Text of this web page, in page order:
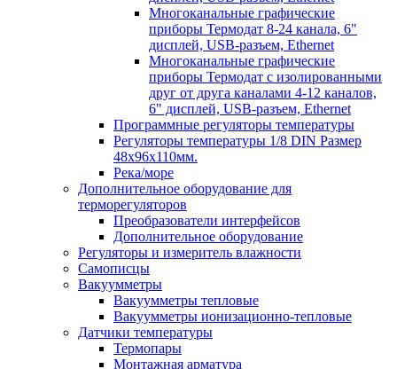
Многоканальные графические
приборы Термодат 8-24 канала, 6"
дисплей, USB-разъем, Ethernet
Многоканальные графические
приборы Термодат с изолированными
друг от друга каналами 4-12 каналов,
6" дисплей, USB-разъем, Ethernet
Программные регуляторы температуры
Регуляторы температуры 1/8 DIN Размер
48х96х110мм.
Река/море
Дополнительное оборудование для
терморегуляторов
Преобразователи интерфейсов
Дополнительное оборудование
Регуляторы и измеритель влажности
Самописцы
Вакуумметры
Вакуумметры тепловые
Вакуумметры ионизационно-тепловые
Датчики температуры
Термопары
Монтажная арматура